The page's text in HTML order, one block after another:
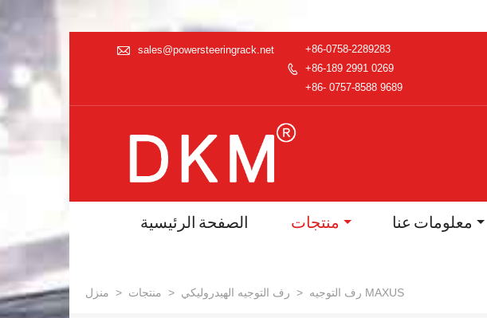
 sales@powersteeringrack.net

+86-0758-2289283
+86-189 2991 0269
+86- 0757-8588 9689
الصفحة الرئيسية منتجات معلومات عنا
منزل > منتجات > رف التوجيه الهيدروليكي > رف التوجيه MAXUS